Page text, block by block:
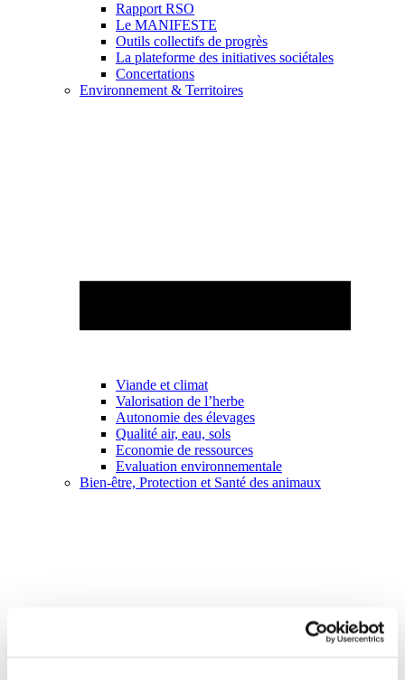
Rapport RSO
Le MANIFESTE
Outils collectifs de progrès
La plateforme des initiatives sociétales
Concertations
Environnement & Territoires
Viande et climat
Valorisation de l’herbe
Autonomie des élevages
Qualité air, eau, sols
Economie de ressources
Evaluation environnementale
Bien-être, Protection et Santé des animaux